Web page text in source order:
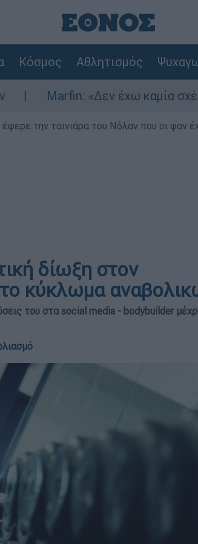
Κόσμος Αθλητισμός
«Δεν έχω καμία σχέση με
την ταινιάρα του Νόλαν που οι φαν
δίωξη στον
κύκλωμα
του στα social media - bodybuilder